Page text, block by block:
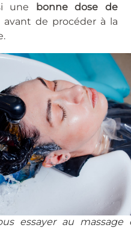
une bonne dose de
avant de procéder à la
essayer au massage